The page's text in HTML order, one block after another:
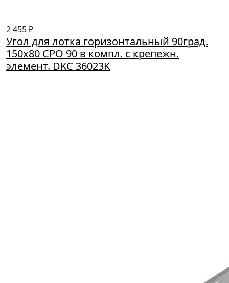
2 455 ₽
Угол для лотка горизонтальный 90град.
150х80 CPO 90 в компл. с крепежн.
элемент. DKC 36023K